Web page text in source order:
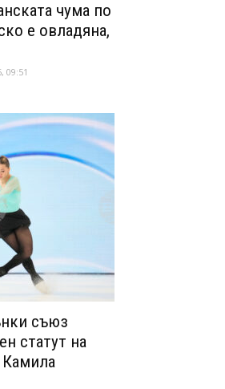
чума по
е овладяна,
09:51
съюз
статут на
Камила